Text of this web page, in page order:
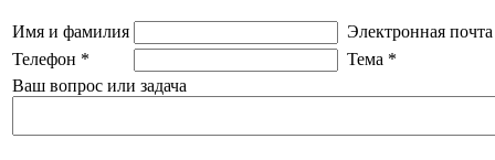
Имя и фамилия
Электронная почта
Телефон * Тема *
Ваш вопрос или задача